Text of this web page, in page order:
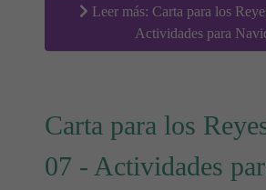
Leer más: Carta para los
Actividades para
Carta para los
07 - Actividades